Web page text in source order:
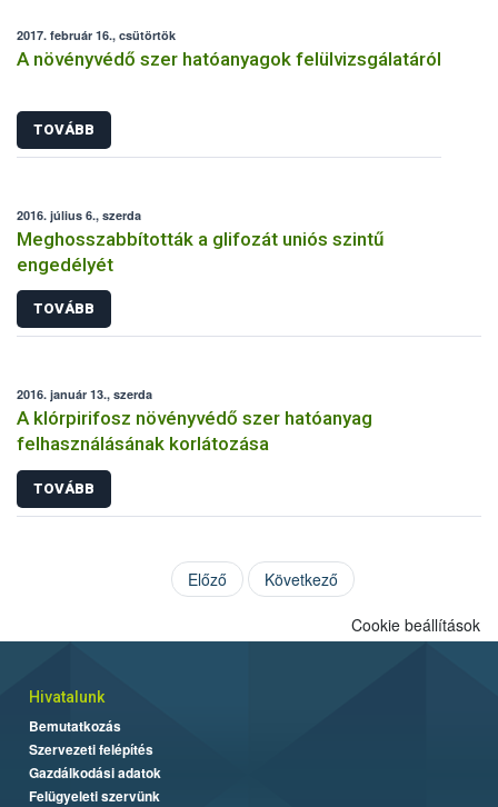
2017. február 16., csütörtök
A növényvédő szer hatóanyagok felülvizsgálatáról
TOVÁBB
2016. július 6., szerda
Meghosszabbították a glifozát uniós szintű
engedélyét
TOVÁBB
2016. január 13., szerda
A klórpirifosz növényvédő szer hatóanyag
felhasználásának korlátozása
TOVÁBB
Előző Következő
Cookie beállítások
Hivatalunk
Bemutatkozás
Szervezeti felépítés
Gazdálkodási adatok
Felügyeleti szervünk